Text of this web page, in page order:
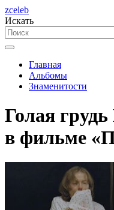
zceleb
Искать
Главная
Альбомы
Знаменитости
Голая
в фильме